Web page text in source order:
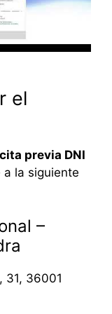
el
cita previa DNI
la siguiente
–
31, 36001